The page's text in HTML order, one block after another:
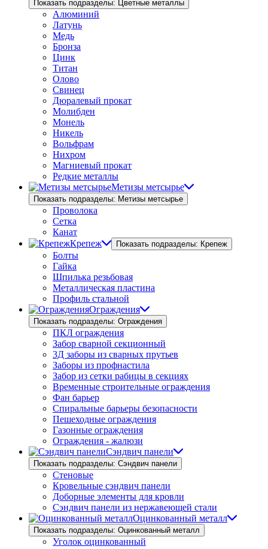
Показать подразделы: Цветные металлы
Алюминий
Латунь
Медь
Бронза
Цинк
Титан
Олово
Свинец
Дюралевый прокат
Молибден
Монель
Никель
Вольфрам
Нихром
Магниевый прокат
Редкие металлы
Метизы метсырье
Показать подразделы: Метизы метсырье
Проволока
Сетка
Канат
Крепеж
Показать подразделы: Крепеж
Болты
Гайка
Шпилька резьбовая
Металлическая пластина
Профиль стальной
Ограждения
Показать подразделы: Ограждения
ПКЛ ограждения
Забор сварной секционный
3Д заборы из сварных прутьев
Заборы из профнастила
Забор из сетки рабицы в секциях
Временные строительные ограждения
Фан барьер
Спиральные барьеры безопасности
Пешеходные ограждения
Газонные ограждения
Ограждения - жалюзи
Сэндвич панели
Показать подразделы: Сэндвич панели
Стеновые
Кровельные сэндвич панели
Доборные элементы для кровли
Сэндвич панели из нержавеющей стали
Оцинкованный металл
Показать подразделы: Оцинкованный металл
Уголок оцинкованный